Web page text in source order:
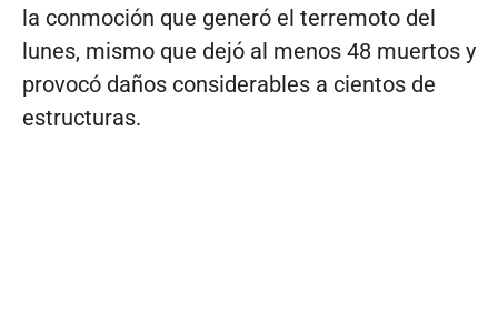
la conmoción que generó el terremoto del
lunes, mismo que dejó al menos 48 muertos y
provocó daños considerables a cientos de
estructuras.